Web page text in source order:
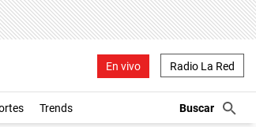
En vivo Radio La Red
Trends